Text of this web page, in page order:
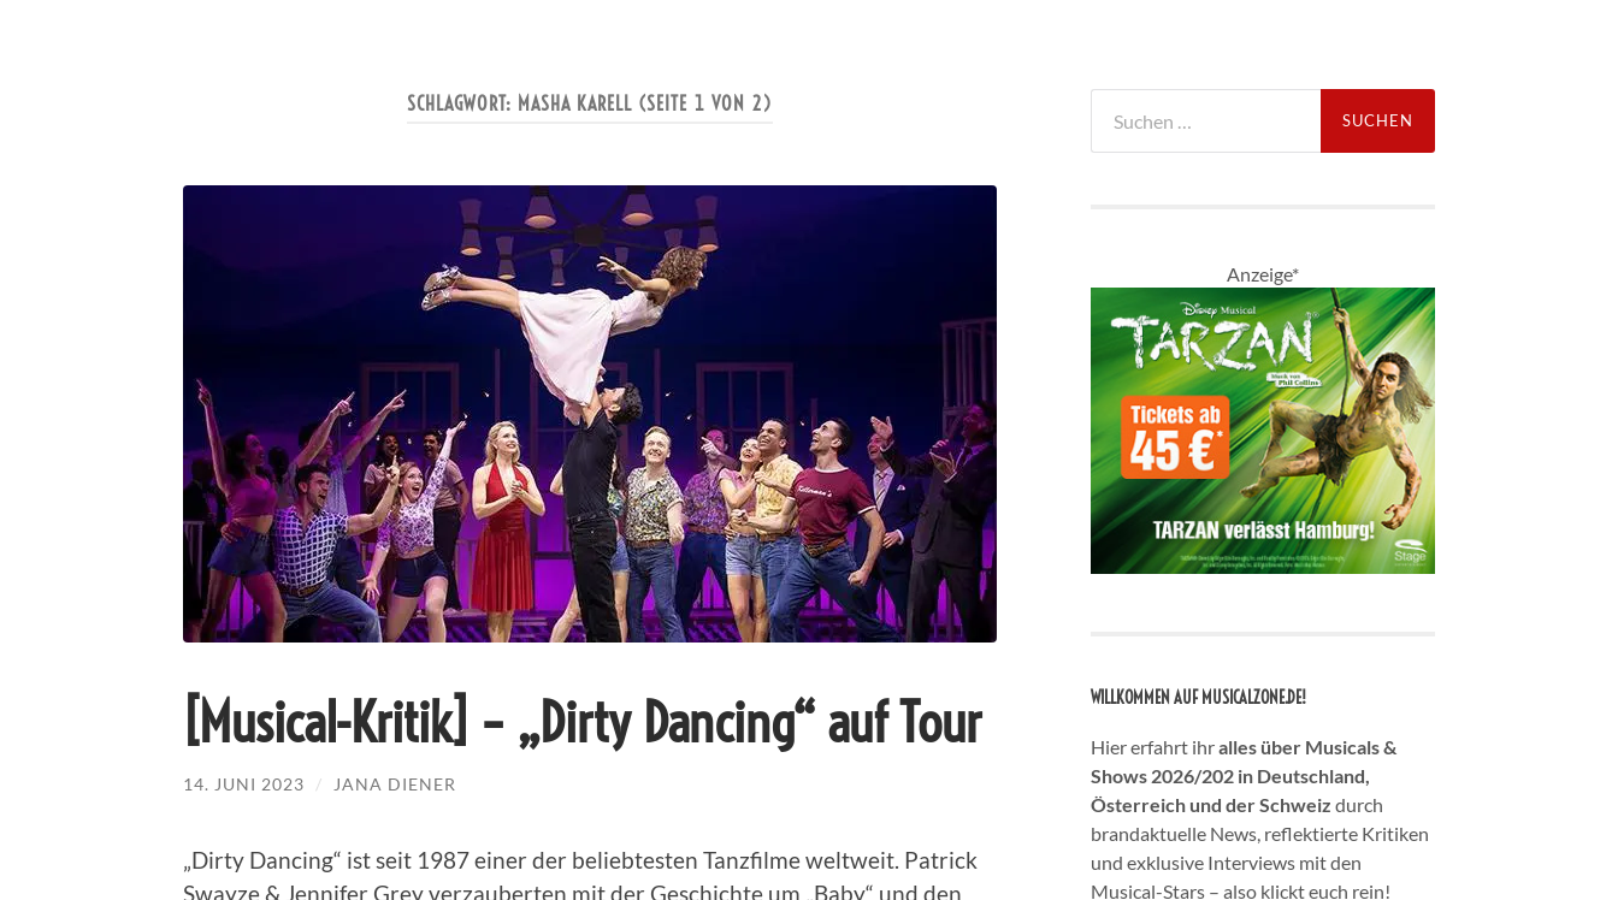
SCHLAGWORT: MASHA KARELL (SEITE 1 VON 2)
[Musical-Kritik] – „Dirty Dancing“ auf Tour
14. JUNI 2023 / JANA DIENER
„Dirty Dancing“ ist seit 1987 einer der beliebtesten Tanzfilme weltweit. Patrick
Swayze & Jennifer Grey verzauberten mit der Geschichte um „Baby“ und den
nach:
Anzeige*
WILLKOMMEN AUF MUSICALZONE.DE!
Hier erfahrt ihralles über Musicals &
Shows 2026/202 in Deutschland,
Österreich und der Schweiz durch
brandaktuelle News, reflektierte Kritiken
und exklusive Interviews mit den
Musical-Stars – also klickt euch rein!